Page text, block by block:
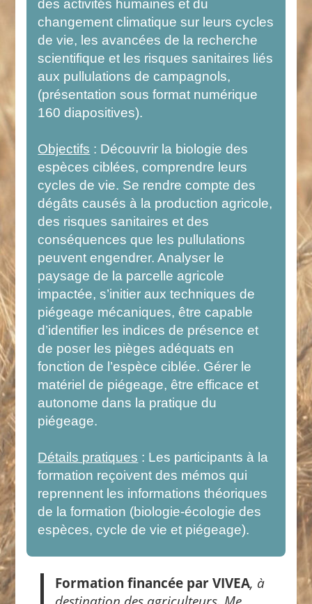
des activités humaines et du
changement climatique sur leurs cycles
de vie, les avancées de la recherche
scientifique et les risques sanitaires liés
aux pullulations de campagnols,
(présentation sous format numérique
160 diapositives).
Objectifs : Découvrir la biologie des
espèces ciblées, comprendre leurs
cycles de vie. Se rendre compte des
dégâts causés à la production agricole,
des risques sanitaires et des
conséquences que les pullulations
peuvent engendrer. Analyser le
paysage de la parcelle agricole
impactée, s’initier aux techniques de
piégeage mécaniques, être capable
d’identifier les indices de présence et
de poser les pièges adéquats en
fonction de l’espèce ciblée. Gérer le
matériel de piégeage, être efficace et
autonome dans la pratique du
piégeage.
Détails pratiques : Les participants à la
formation reçoivent des mémos qui
reprennent les informations théoriques
de la formation (biologie-écologie des
espèces, cycle de vie et piégeage).
Formation financée par VIVEA, à